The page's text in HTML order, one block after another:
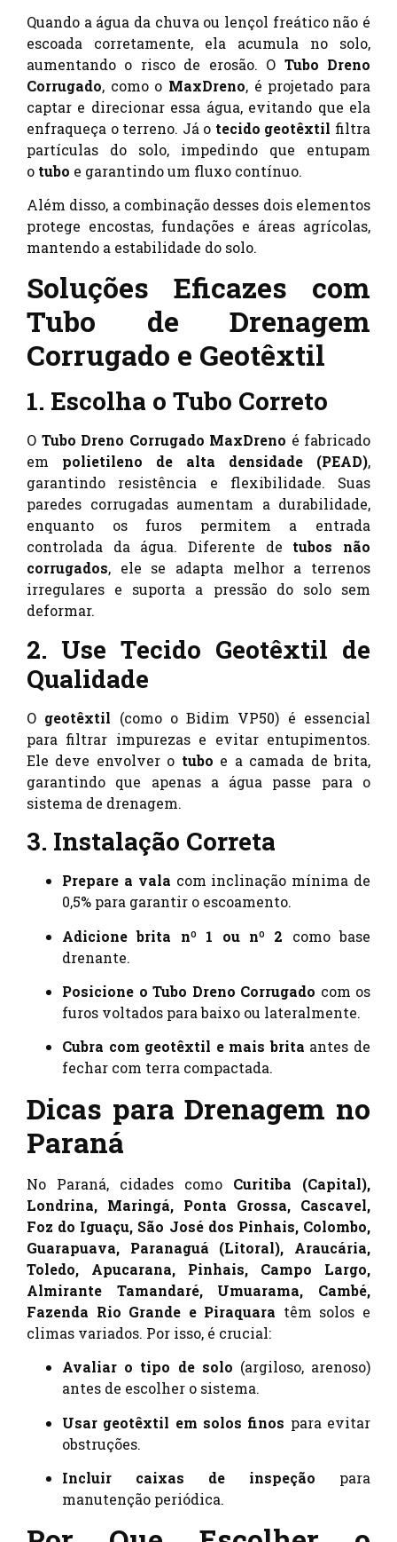
Quando a água da chuva ou lençol freático não é
escoada corretamente, ela acumula no solo,
aumentando o risco de erosão. O Tubo Dreno
Corrugado, como o MaxDreno, é projetado para
captar e direcionar essa água, evitando que ela
enfraqueça o terreno. Já o tecido geotêxtil filtra
partículas do solo, impedindo que entupam
o tubo e garantindo um fluxo contínuo.
Além disso, a combinação desses dois elementos
protege encostas, fundações e áreas agrícolas,
mantendo a estabilidade do solo.
Soluções Eficazes com
Tubo de Drenagem
Corrugado e Geotêxtil
1. Escolha o Tubo Correto
O Tubo Dreno Corrugado MaxDreno é fabricado
em polietileno de alta densidade (PEAD),
garantindo resistência e flexibilidade. Suas
paredes corrugadas aumentam a durabilidade,
enquanto os furos permitem a entrada
controlada da água. Diferente de tubos não
corrugados, ele se adapta melhor a terrenos
irregulares e suporta a pressão do solo sem
deformar.
2. Use Tecido Geotêxtil de
Qualidade
O geotêxtil (como o Bidim VP50) é essencial
para filtrar impurezas e evitar entupimentos.
Ele deve envolver o tubo e a camada de brita,
garantindo que apenas a água passe para o
sistema de drenagem.
3. Instalação Correta
Prepare a vala com inclinação mínima de
0,5% para garantir o escoamento.
Adicione brita nº 1 ou nº 2 como base
drenante.
Posicione o Tubo Dreno Corrugado com os
furos voltados para baixo ou lateralmente.
Cubra com geotêxtil e mais brita antes de
fechar com terra compactada.
Dicas para Drenagem no
Paraná
No Paraná, cidades como Curitiba (Capital),
Londrina, Maringá, Ponta Grossa, Cascavel,
Foz do Iguaçu, São José dos Pinhais, Colombo,
Guarapuava, Paranaguá (Litoral), Araucária,
Toledo, Apucarana, Pinhais, Campo Largo,
Almirante Tamandaré, Umuarama, Cambé,
Fazenda Rio Grande e Piraquara têm solos e
climas variados. Por isso, é crucial:
Avaliar o tipo de solo (argiloso, arenoso)
antes de escolher o sistema.
Usar geotêxtil em solos finos para evitar
obstruções.
Incluir caixas de inspeção para
manutenção periódica.